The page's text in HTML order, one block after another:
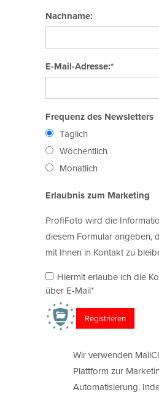
Nachname:
E-Mail-Adresse:*
Frequenz des Newsletters
Täglich
Wöchentlich
Monatlich
Erlaubnis zum Marketing
ProfiFoto wird die
diesem Formular angeben,
mit Ihnen in Kontakt zu
Hiermit erlaube ich die
über E-Mail*
Wir verwenden
Plattform zur
Automatisierung.